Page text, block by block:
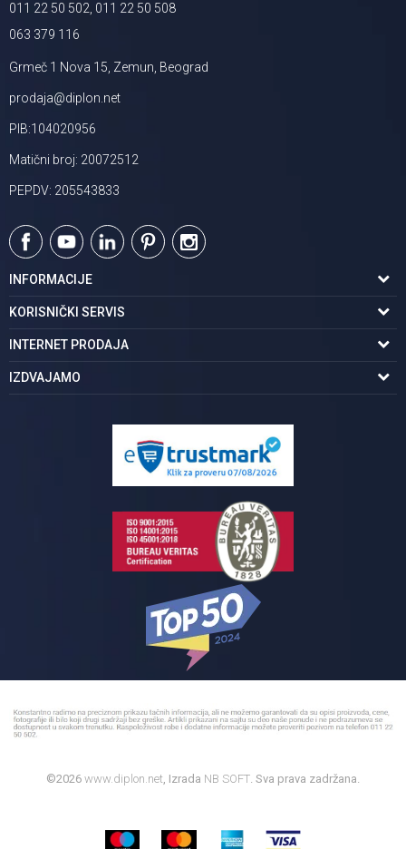
011 22 50 502, 011 22 50 508
063 379 116
Grmeč 1 Nova 15, Zemun, Beograd
prodaja@diplon.net
PIB:104020956
Matični broj: 20072512
PEPDV: 205543833
INFORMACIJE
O nama
Podaci o trgovcu
Karijera | postani deo tima
KORISNIČKI SERVIS
Uslovi korišćenja
Politika privatnosti
INTERNET PRODAJA
Kako kupiti
IZDVAJAMO
Pločice za kupatilo
©2026 www.diplon.net , Izrada NB SOFT . Sva prava zadržana.